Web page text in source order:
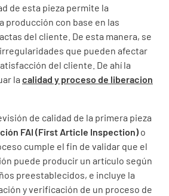
de esta pieza permite la
producción con base en las
del cliente. De esta manera, se
que pueden afectar
del cliente. De ahí la
la calidad y proceso de liberacion
de calidad de la primera pieza
FAI (First Article Inspection) o
cumple el fin de validar que el
puede producir un artículo según
preestablecidos, e incluye la
y verificación de un proceso de